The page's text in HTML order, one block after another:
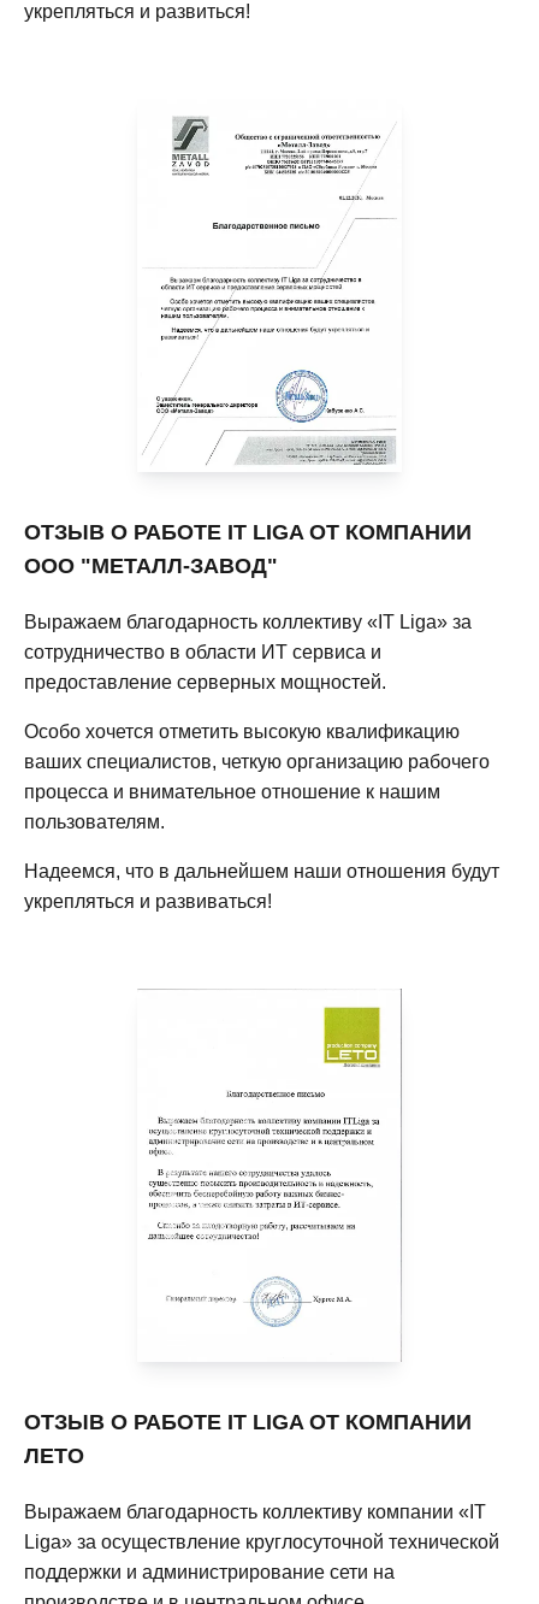
укрепляться и развиться!
ОТЗЫВ О РАБОТЕ IT LIGA ОТ КОМПАНИИ
ООО "МЕТАЛЛ-ЗАВОД"
Выражаем благодарность коллективу «IT Liga» за
сотрудничество в области ИТ сервиса и
предоставление серверных мощностей.
Особо хочется отметить высокую квалификацию
ваших специалистов, четкую организацию рабочего
процесса и внимательное отношение к нашим
пользователям.
Надеемся, что в дальнейшем наши отношения будут
укрепляться и развиваться!
ОТЗЫВ О РАБОТЕ IT LIGA ОТ КОМПАНИИ
ЛЕТО
Выражаем благодарность коллективу компании «IT
Liga» за осуществление круглосуточной технической
поддержки и администрирование сети на